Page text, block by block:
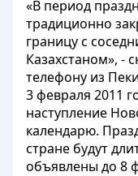
«В период
традиционно
границу с
Казахстаном», -
телефону из
3 февраля 2011
наступление
календарю.
стране будут
объявлены до 8